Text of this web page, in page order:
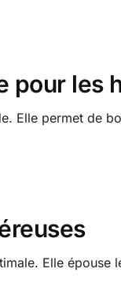
pour les
Elle permet de
Elle épouse